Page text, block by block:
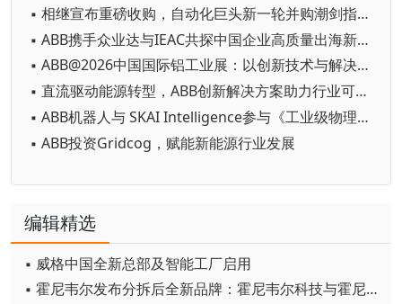
▪ 相继宣布重磅收购，自动化巨头新一轮并购潮剑指何方？
▪ ABB携手众业达与IEAC共探中国企业高质量出海新路径
▪ ABB@2026中国国际铝工业展：以创新技术与解决方案赋能铝行业高质量发展
▪ 直流驱动能源转型，ABB创新解决方案助力行业可持续发展
▪ ABB机器人与 SKAI Intelligence参与《工业级物理AI赋能高精密制造》白皮书中文版发布仪式
▪ ABB投资Gridcog，赋能新能源行业发展
编辑精选
▪ 威格中国全新总部及智能工厂启用
▪ 霍尼韦尔发布分拆后全新品牌：霍尼韦尔科技与霍尼韦尔航空航天